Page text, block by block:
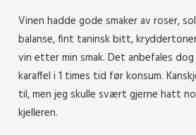
Vinen hadde gode smaker av roser,
balanse, fint taninsk bitt,
vin etter min smak. Det anbefales
karaffel i 1 times tid før konsum.
til, men jeg skulle svært gjerne hatt
kjelleren.